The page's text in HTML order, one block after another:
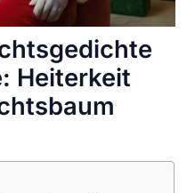
Heiterkeit